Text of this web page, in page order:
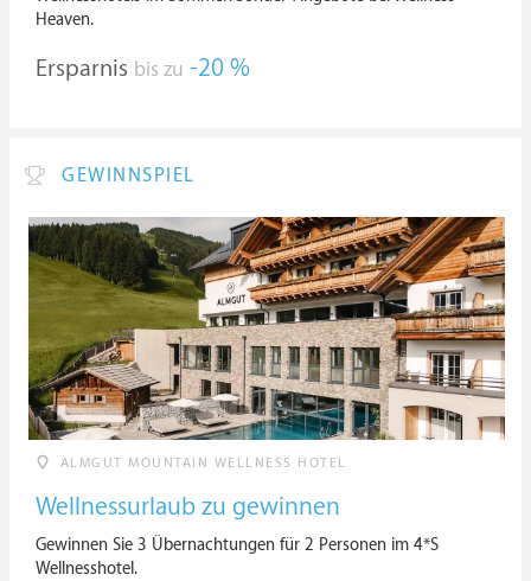
Heaven.
Ersparnis bis zu -20 %
GEWINNSPIEL
ALMGUT MOUNTAIN WELLNESS HOTEL
Wellnessurlaub zu gewinnen
Gewinnen Sie 3 Übernachtungen für 2 Personen im 4*S
Wellnesshotel.